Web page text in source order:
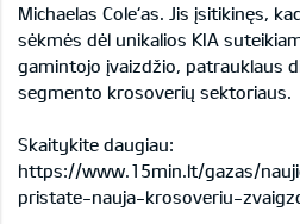
Michaelas Cole‘as. Jis įsitikinęs,
sėkmės dėl unikalios KIA
gamintojo įvaizdžio, patrauklaus
segmento krosoverių sektoriaus.
Skaitykite daugiau:
https://www.15min.lt/gazas/
pristate-nauja-krosoveriu-